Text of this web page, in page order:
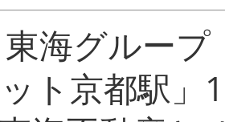
海グルー
ト京都駅」